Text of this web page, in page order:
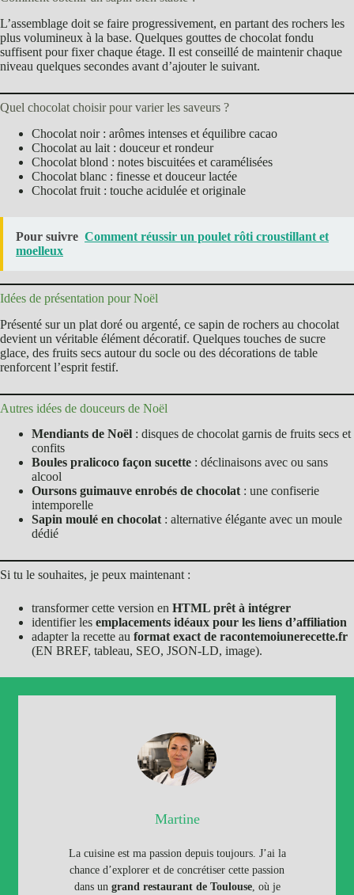
L’assemblage doit se faire progressivement, en partant des rochers les
plus volumineux à la base. Quelques gouttes de chocolat fondu
suffisent pour fixer chaque étage. Il est conseillé de maintenir chaque
niveau quelques secondes avant d’ajouter le suivant.
Quel chocolat choisir pour varier les saveurs ?
Chocolat noir : arômes intenses et équilibre cacao
Chocolat au lait : douceur et rondeur
Chocolat blond : notes biscuitées et caramélisées
Chocolat blanc : finesse et douceur lactée
Chocolat fruit : touche acidulée et originale
Pour suivre Comment réussir un poulet rôti croustillant et
moelleux
Idées de présentation pour Noël
Présenté sur un plat doré ou argenté, ce sapin de rochers au chocolat
devient un véritable élément décoratif. Quelques touches de sucre
glace, des fruits secs autour du socle ou des décorations de table
renforcent l’esprit festif.
Autres idées de douceurs de Noël
Mendiants de Noël : disques de chocolat garnis de fruits secs et
confits
Boules pralicoco façon sucette : déclinaisons avec ou sans
alcool
Oursons guimauve enrobés de chocolat : une confiserie
intemporelle
Sapin moulé en chocolat : alternative élégante avec un moule
dédié
Si tu le souhaites, je peux maintenant :
transformer cette version en HTML prêt à intégrer
identifier les emplacements idéaux pour les liens d’affiliation
adapter la recette au format exact de racontemoiunerecette.fr
(EN BREF, tableau, SEO, JSON-LD, image).
Martine
La cuisine est ma passion depuis toujours. J’ai la
chance d’explorer et de concrétiser cette passion
dans un grand restaurant de Toulouse, où je